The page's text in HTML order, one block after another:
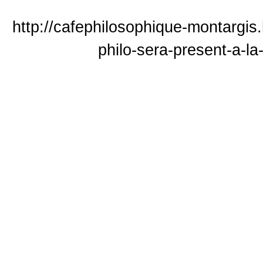
http://cafephilosophique-
philo-sera-present-a-